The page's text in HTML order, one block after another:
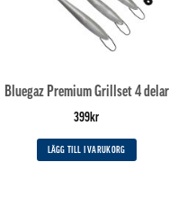
Bluegaz Premium Grillset 4 delar
399kr
LÄGG TILL I VARUKORG